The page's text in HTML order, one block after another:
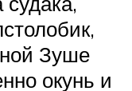
Зуше
окунь и